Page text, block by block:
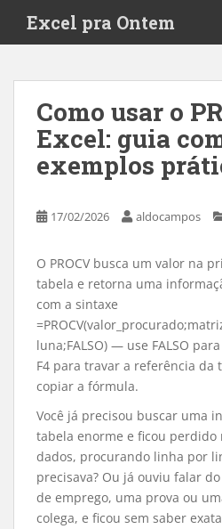
i
Excel pra Ontem
Como usar o
Excel: guia
exemplos
17/02/2026 aldocampos
O PROCV busca um valor na
tabela e retorna uma
com a sintaxe
luna;FALSO) — use FALSO
F4 para travar a referência da
copiar a fórmula.
Você já precisou buscar uma
tabela enorme e ficou perdido
dados, procurando linha por
precisava? Ou já ouviu falar do
de emprego, uma prova ou
colega, e ficou sem saber